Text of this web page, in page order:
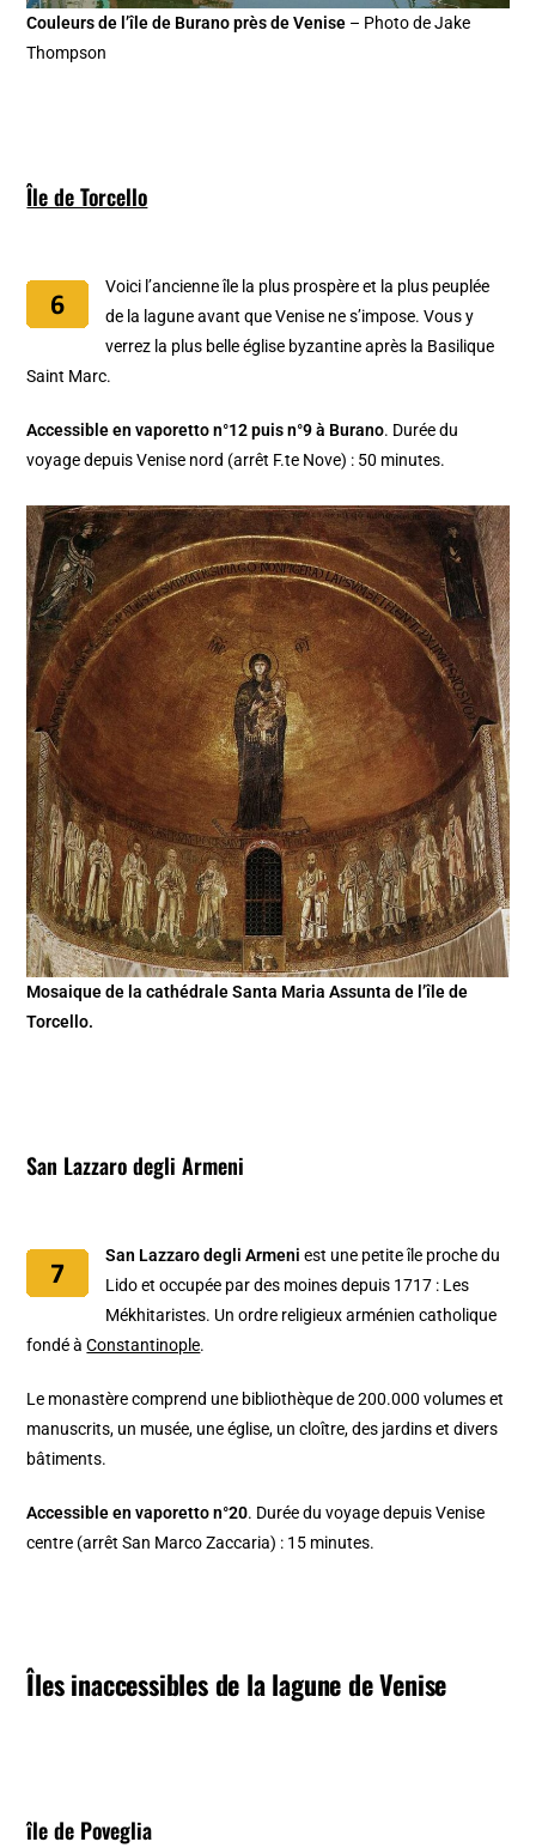
Couleurs de l’île de Burano près de Venise – Photo de Jake
Thompson
Île de Torcello
Voici l’ancienne île la plus prospère et la plus peuplée
de la lagune avant que Venise ne s’impose. Vous y
verrez la plus belle église byzantine après la Basilique
Saint Marc.
Accessible en vaporetto n°12 puis n°9 à Burano. Durée du
voyage depuis Venise nord (arrêt F.te Nove) : 50 minutes.
Mosaique de la cathédrale Santa Maria Assunta de l’île de
Torcello.
San Lazzaro degli Armeni
San Lazzaro degli Armeni est une petite île proche du
Lido et occupée par des moines depuis 1717 : Les
Mékhitaristes. Un ordre religieux arménien catholique
fondé àConstantinople.
Le monastère comprend une bibliothèque de 200.000 volumes et
manuscrits, un musée, une église, un cloître, des jardins et divers
bâtiments.
Accessible en vaporetto n°20. Durée du voyage depuis Venise
centre (arrêt San Marco Zaccaria) : 15 minutes.
Îles inaccessibles de la lagune de Venise
île de Poveglia